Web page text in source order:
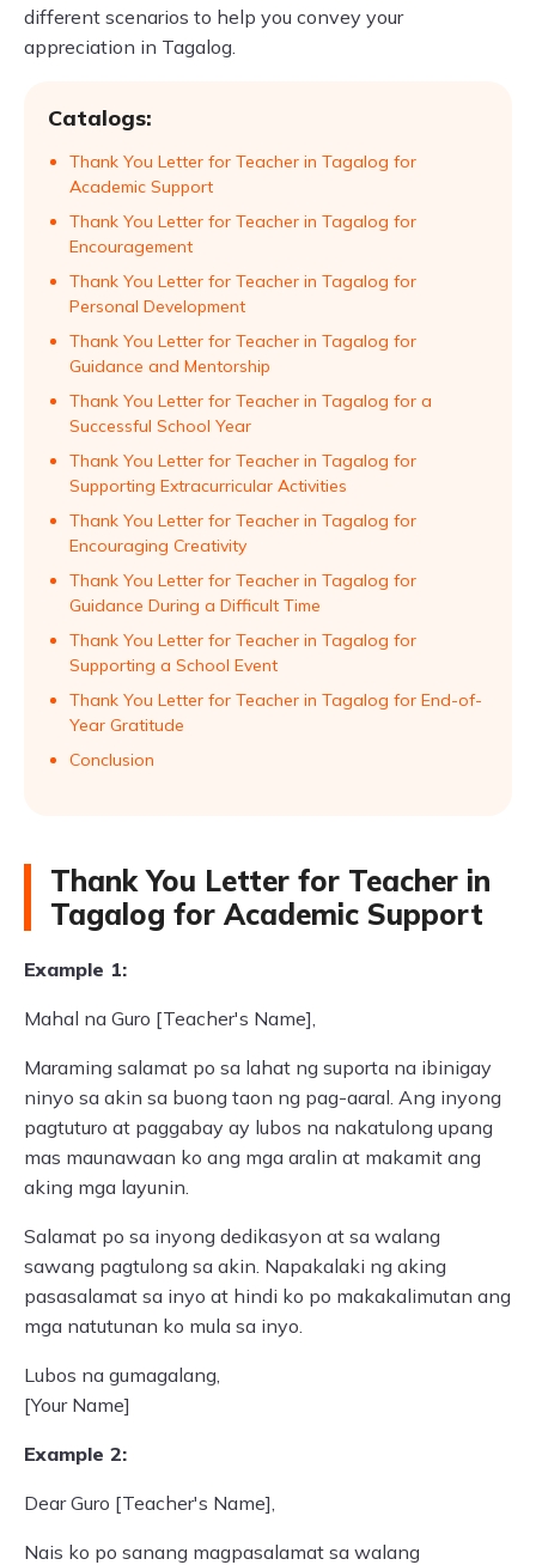
different scenarios to help you convey your
appreciation in Tagalog.
Catalogs:
Thank You Letter for Teacher in Tagalog for
Academic Support
Thank You Letter for Teacher in Tagalog for
Encouragement
Thank You Letter for Teacher in Tagalog for
Personal Development
Thank You Letter for Teacher in Tagalog for
Guidance and Mentorship
Thank You Letter for Teacher in Tagalog for a
Successful School Year
Thank You Letter for Teacher in Tagalog for
Supporting Extracurricular Activities
Thank You Letter for Teacher in Tagalog for
Encouraging Creativity
Thank You Letter for Teacher in Tagalog for
Guidance During a Difficult Time
Thank You Letter for Teacher in Tagalog for
Supporting a School Event
Thank You Letter for Teacher in Tagalog for End-of-
Year Gratitude
Conclusion
Thank You Letter for Teacher in
Tagalog for Academic Support
Example 1:
Mahal na Guro [Teacher's Name],
Maraming salamat po sa lahat ng suporta na ibinigay
ninyo sa akin sa buong taon ng pag-aaral. Ang inyong
pagtuturo at paggabay ay lubos na nakatulong upang
mas maunawaan ko ang mga aralin at makamit ang
aking mga layunin.
Salamat po sa inyong dedikasyon at sa walang
sawang pagtulong sa akin. Napakalaki ng aking
pasasalamat sa inyo at hindi ko po makakalimutan ang
mga natutunan ko mula sa inyo.
Lubos na gumagalang,
[Your Name]
Example 2:
Dear Guro [Teacher's Name],
Nais ko po sanang magpasalamat sa walang